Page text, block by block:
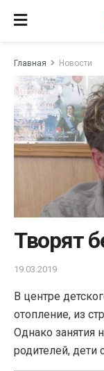
Главная Новости
Творят
19.03.2019
В центре
отопление, из
Однако занятия
родителей, дети